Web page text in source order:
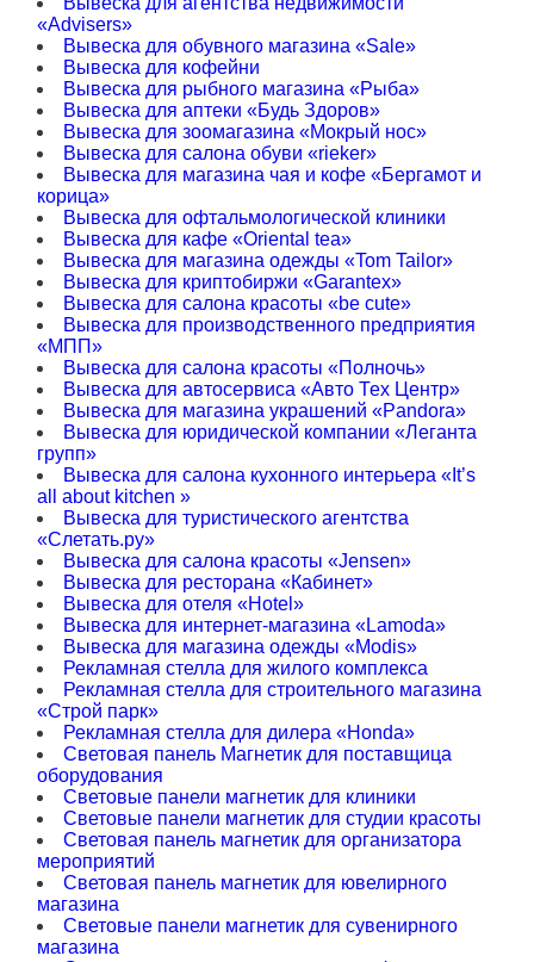
«Advisers»
Вывеска для обувного магазина «Sale»
Вывеска для кофейни
Вывеска для рыбного магазина «Рыба»
Вывеска для аптеки «Будь Здоров»
Вывеска для зоомагазина «Мокрый нос»
Вывеска для салона обуви «rieker»
Вывеска для магазина чая и кофе «Бергамот и
корица»
Вывеска для офтальмологической клиники
Вывеска для кафе «Oriental tea»
Вывеска для магазина одежды «Tom Tailor»
Вывеска для криптобиржи «Garantex»
Вывеска для салона красоты «be cute»
Вывеска для производственного предприятия
«МПП»
Вывеска для салона красоты «Полночь»
Вывеска для автосервиса «Авто Тех Центр»
Вывеска для магазина украшений «Pandora»
Вывеска для юридической компании «Леганта
групп»
Вывеска для салона кухонного интерьера «It’s
all about kitchen »
Вывеска для туристического агентства
«Слетать.ру»
Вывеска для салона красоты «Jensen»
Вывеска для ресторана «Кабинет»
Вывеска для отеля «Hotel»
Вывеска для интернет-магазина «Lamoda»
Вывеска для магазина одежды «Modis»
Рекламная стелла для жилого комплекса
Рекламная стелла для строительного магазина
«Строй парк»
Рекламная стелла для дилера «Honda»
Световая панель Магнетик для поставщица
оборудования
Световые панели магнетик для клиники
Световые панели магнетик для студии красоты
Световая панель магнетик для организатора
мероприятий
Световая панель магнетик для ювелирного
магазина
Световые панели магнетик для сувенирного
магазина